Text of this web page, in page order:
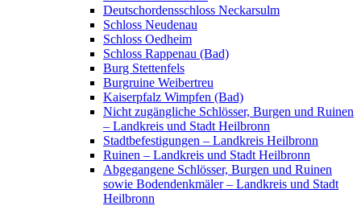
Deutschordensschloss Neckarsulm
Schloss Neudenau
Schloss Oedheim
Schloss Rappenau (Bad)
Burg Stettenfels
Burgruine Weibertreu
Kaiserpfalz Wimpfen (Bad)
Nicht zugängliche Schlösser, Burgen und Ruinen
– Landkreis und Stadt Heilbronn
Stadtbefestigungen – Landkreis Heilbronn
Ruinen – Landkreis und Stadt Heilbronn
Abgegangene Schlösser, Burgen und Ruinen
sowie Bodendenkmäler – Landkreis und Stadt
Heilbronn